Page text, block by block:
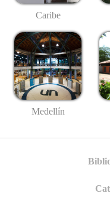
Caribe
Medellín